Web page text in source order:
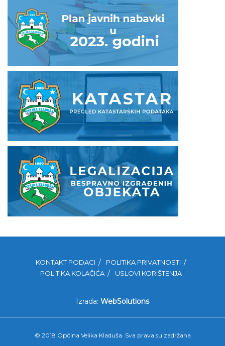
KONTAKT PODACI
POLITIKA PRIVATNOSTI
POLITIKA KOLAČIĆA
USLOVI KORIŠTENJA
Izrada: WebSolutions
© 2018 Općina Velika Kladuša. Sva prava su zadržana